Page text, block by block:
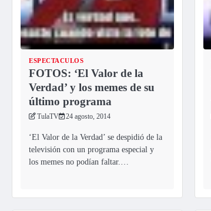
ESPECTACULOS
FOTOS: ‘El Valor de la
Verdad’ y los memes de su
último programa
TulaTV 24 agosto, 2014
‘El Valor de la Verdad’ se despidió de la
televisión con un programa especial y
los memes no podían faltar.…